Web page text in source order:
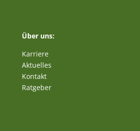
Über uns:
Karriere
Aktuelles
Kontakt
Ratgeber